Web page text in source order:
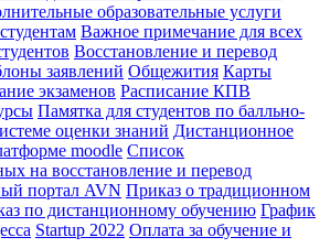
образовательные услуги
Важное примечание для всех
Восстановление и перевод
заявлений Общежития Карты
экзаменов Расписание КПВ
Памятка для студентов по балльно-
оценки знаний Дистанционное
moodle Список
на восстановление и перевод
портал AVN Приказ о традиционном
по дистанционному обучению График
Startup 2022 Оплата за обучение и